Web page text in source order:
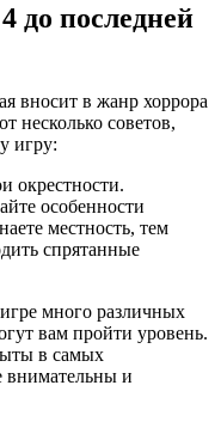
до последней
вносит в жанр хоррора
несколько советов,
игру:
окрестности.
особенности
местность, тем
спрятанные
много различных
вам пройти уровень.
в самых
внимательны и